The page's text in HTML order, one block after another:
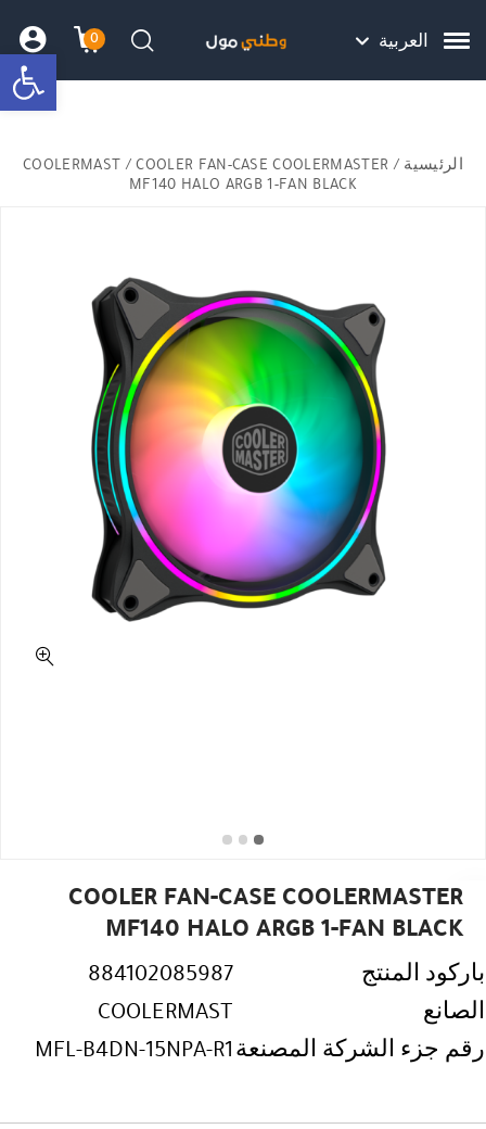
هل نزلت التطبيق ليصلك كل جديد ؟
العربية 0
עגלתחיפוש
الرئيسية /
COOLERMAST/ COOLER FAN-CASE COOLERMASTER
MF140 HALO ARGB 1-FAN BLACK
COOLER FAN-CASE COOLERMASTER
MF140 HALO ARGB 1-FAN BLACK
باركود المنتج
884102085987
الصانع
COOLERMAST
رقم جزء الشركة المصنعةMFL-B4DN-15NPA-R1